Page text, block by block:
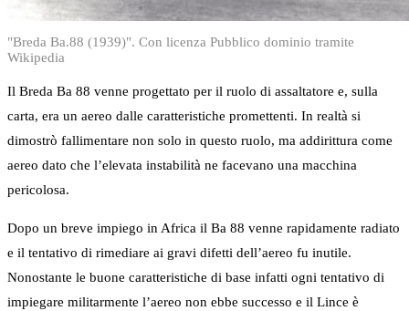
"Breda Ba.88 (1939)". Con licenza Pubblico dominio tramite
Wikipedia
Il Breda Ba 88 venne progettato per il ruolo di assaltatore e, sulla
carta, era un aereo dalle caratteristiche promettenti. In realtà si
dimostrò fallimentare non solo in questo ruolo, ma addirittura come
aereo dato che l’elevata instabilità ne facevano una macchina
pericolosa.
Dopo un breve impiego in Africa il Ba 88 venne rapidamente radiato
e il tentativo di rimediare ai gravi difetti dell’aereo fu inutile.
Nonostante le buone caratteristiche di base infatti ogni tentativo di
impiegare militarmente l’aereo non ebbe successo e il Lince è